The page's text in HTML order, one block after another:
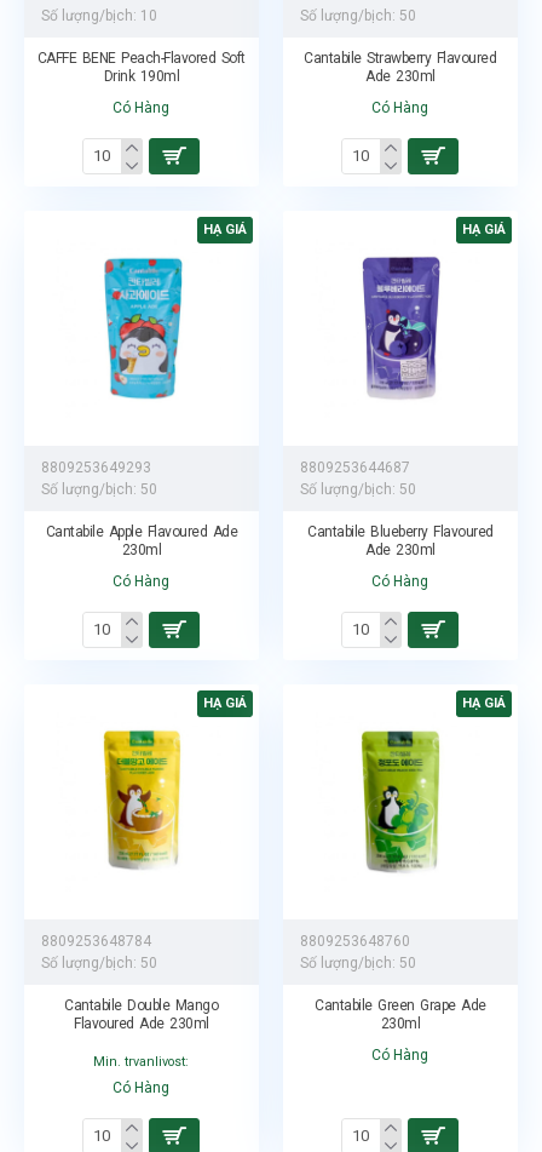
Số lượng/bịch: 10
CAFFE BENE Peach-Flavored Soft
Drink 190ml
Có Hàng
Số lượng/bịch: 50
Cantabile Strawberry Flavoured
Ade 230ml
Có Hàng
HẠ GIÁ
8809253649293
Số lượng/bịch: 50
Cantabile Apple Flavoured Ade
230ml
Có Hàng
HẠ GIÁ
8809253644687
Số lượng/bịch: 50
Cantabile Blueberry Flavoured
Ade 230ml
Có Hàng
HẠ GIÁ
8809253648784
Số lượng/bịch: 50
Cantabile Double Mango
Flavoured Ade 230ml
Min. trvanlivost:
Có Hàng
HẠ GIÁ
8809253648760
Số lượng/bịch: 50
Cantabile Green Grape Ade
230ml
Có Hàng